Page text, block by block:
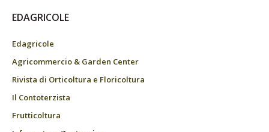
EDAGRICOLE
Edagricole
Agricommercio & Garden Center
Rivista di Orticoltura e Floricoltura
Il Contoterzista
Frutticoltura